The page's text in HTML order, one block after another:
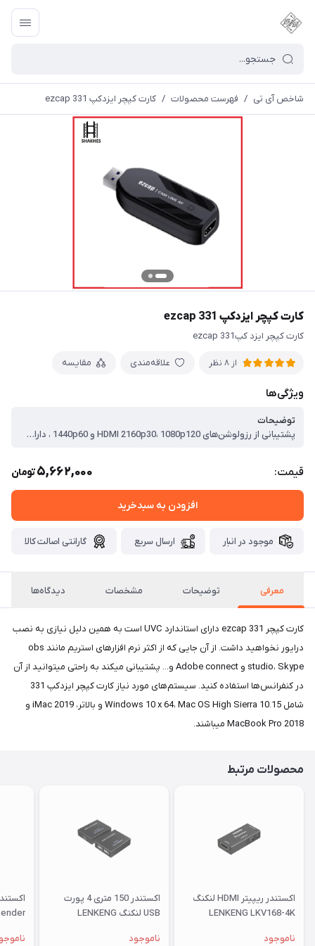
شاخص آی تی / فهرست محصولات / کارت کپچر ایزدکپ ezcap 331
کارت کپچر ایزدکپ ezcap 331
کارت کپچر ایزد کپezcap 331
از 8 نظر علاقه‌مندی مقایسه
ویژگی‌ها
توضیحات
پشتیبانی از رزولوشن‌های HDMI 2160p30، 1080p120 و 1440p60 ، دارای رابط USB 3.1 ، دارای یک ورودی HDMI ، پشتیبانی از استاندارد UVC ، پشتیبانی از نرم افزارهای استریم
قیمت: 5,662,000تومان
افزودن به سبدخرید
موجود در انبار ارسال سریع گارانتی اصالت کالا
معرفی توضیحات مشخصات دیدگاه‌ها
کارت کپچر ezcap 331 دارای استاندارد UVC است به همین دلیل نیازی به نصب
درایور نخواهید داشت. از آن جایی که از اکثر نرم افزارهای استریم مانند obs
studio، Skype و Adobe connect و... پشتیبانی میکند به راحتی میتوانید از آن
در کنفرانس‌ها استفاده کنید. سیستم‌های مورد نیاز کارت کپچر ایزدکپ 331
شامل Windows 10 x 64، Mac OS High Sierra 10.15 و بالاتر، iMac 2019 و
MacBook Pro 2018 میباشند.
محصولات مرتبط
اکستندر ریپیتر HDMI لنکنگ
LENKENG LKV168-4K
ناموجود
اکستندر 150 متری 4 پورت
USB لنکنگ LENKENG
ناموجود